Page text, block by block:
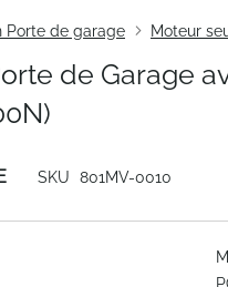
Porte de garage Moteur
de Garage
SKU 801MV-0010